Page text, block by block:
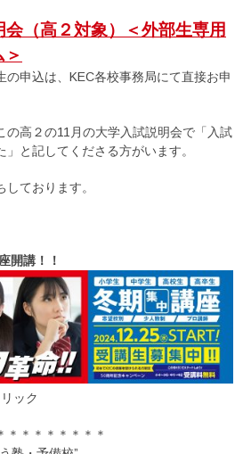
（高２対象）＜外部生専用
申込は、KEC各校事務局にて直接お申
の高２の11月の大学入試説明会で「入試
と記してくださる方がいます。
ております。
開講！！
ック
＊＊＊＊＊＊＊＊